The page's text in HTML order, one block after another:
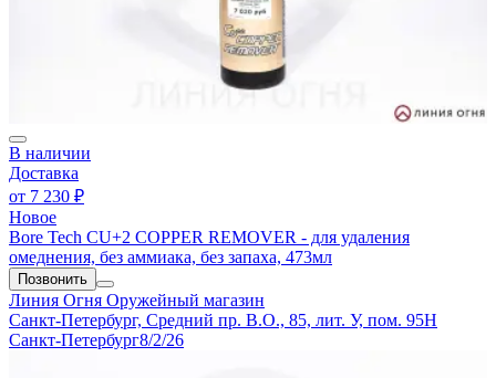
В наличии
Доставка
от 7 230 ₽
Новое
Bore Tech CU+2 COPPER REMOVER - для удаления
омеднения, без аммиака, без запаха, 473мл
Позвонить
Линия Огня Оружейный магазин
Санкт-Петербург, Средний пр. В.О., 85, лит. У, пом. 95Н
Санкт-Петербург8/2/26